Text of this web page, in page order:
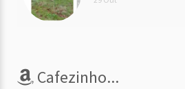
Cafezinho...